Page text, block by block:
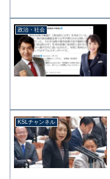
政治・社会
KSLチャンネル